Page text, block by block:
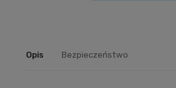
Opis Bezpieczeństwo